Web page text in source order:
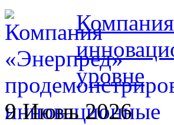
уровне
9 Июнь 2026